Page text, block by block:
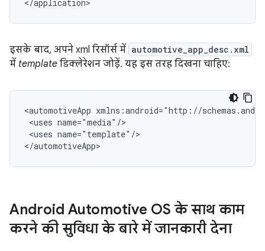
इसके बाद, अपने xml रिसॉर्स में automotive_app_desc.xml
में template डिक्लेरेशन जोड़ें. यह इस तरह दिखना चाहिए:
<automotiveApp
<uses
<uses name="template"/>
Android Automotive OS के साथ काम
करने की सुविधा के बारे में जानकारी देना